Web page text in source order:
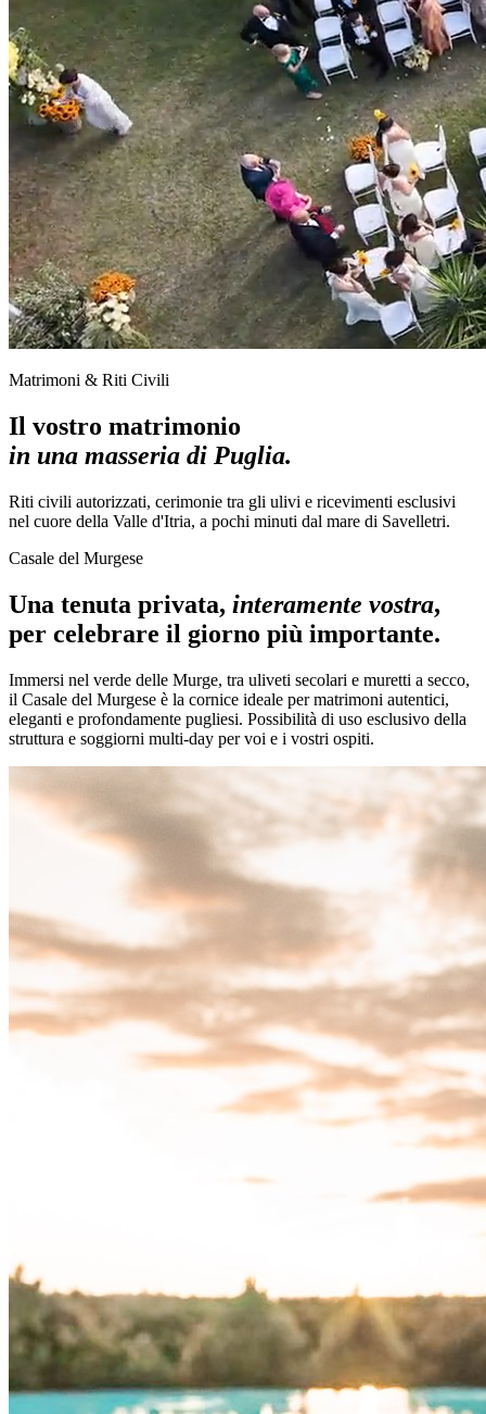
Matrimoni & Riti Civili
Il vostro matrimonio
in una masseria di Puglia.
Riti civili autorizzati, cerimonie tra gli ulivi e ricevimenti esclusivi
nel cuore della Valle d'Itria, a pochi minuti dal mare di Savelletri.
Casale del Murgese
Una tenuta privata, interamente vostra,
per celebrare il giorno più importante.
Immersi nel verde delle Murge, tra uliveti secolari e muretti a secco,
il Casale del Murgese è la cornice ideale per matrimoni autentici,
eleganti e profondamente pugliesi. Possibilità di uso esclusivo della
struttura e soggiorni multi-day per voi e i vostri ospiti.